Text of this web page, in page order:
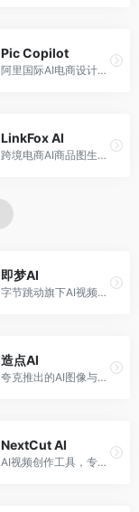
Pic Copilot
阿里国际AI电商设计工具，专注于跨境电商。面向跨境电商卖家，提供商品图优化、营销海报生成、多语言适配等服务，海外市场适配性强。
LinkFox AI
跨境电商AI商品图生成工具。面向跨境电商卖家，支持多语言商品图生成、模特替换、场景优化等服务，适配海外电商平台需求。
即梦AI
字节跳动旗下AI视频创作平台，支持多模态内容生成。面向内容创作者和营销人员，提供文生视频、图生视频、智能剪辑等功能，中文理解能力强，创作效率高。
造点AI
夸克推出的AI图像与视频创作平台。面向普通用户和内容创作者，提供文生图、文生视频等功能，操作简便，与夸克生态深度整合。
NextCut AI
AI视频创作工具，专注于智能剪辑和视频生成。面向视频创作者，提供智能剪辑、视频生成、特效添加等功能，剪辑效率高，适合快节奏内容生产。